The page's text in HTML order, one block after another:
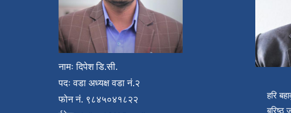
नामः दिपेश डि.सी.
पदः वडा अध्यक्ष वडा नं.२
फोन नं. ९८४५०४१८२२
हरि
बरिष्ठ